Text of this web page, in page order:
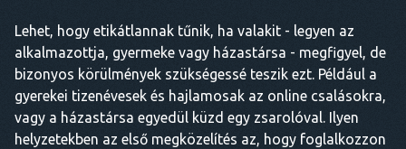
Lehet, hogy etikátlannak tűnik, ha valakit - legyen az
alkalmazottja, gyermeke vagy házastársa - megfigyel, de
bizonyos körülmények szükségessé teszik ezt. Például a
gyerekei tizenévesek és hajlamosak az online csalásokra,
vagy a házastársa egyedül küzd egy zsarolóval. Ilyen
helyzetekben az első megközelítés az, hogy foglalkozzon